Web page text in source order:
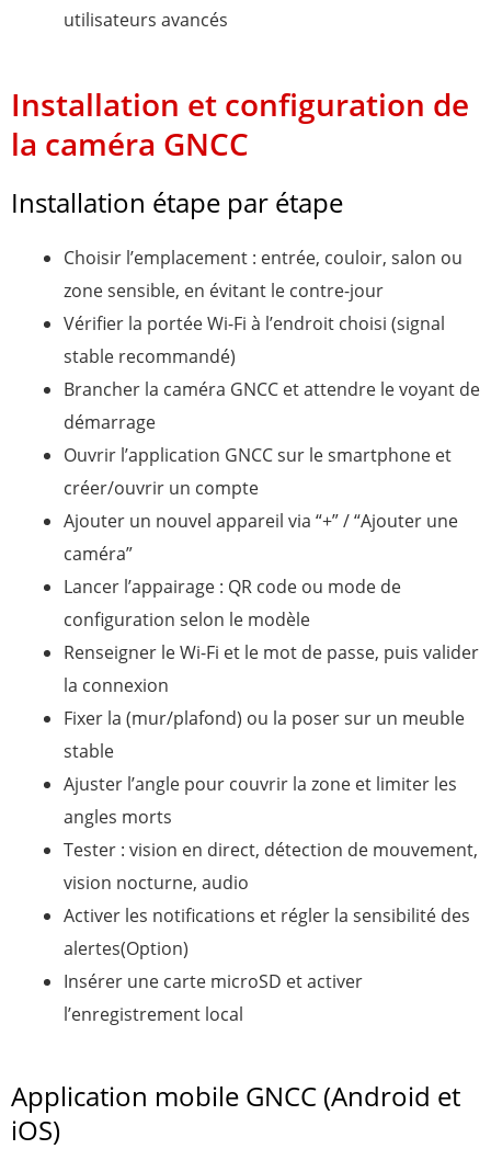
utilisateurs avancés
Installation et configuration de
la caméra GNCC
Installation étape par étape
Choisir l’emplacement : entrée, couloir, salon ou
zone sensible, en évitant le contre-jour
Vérifier la portée Wi-Fi à l’endroit choisi (signal
stable recommandé)
Brancher la caméra GNCC et attendre le voyant de
démarrage
Ouvrir l’application GNCC sur le smartphone et
créer/ouvrir un compte
Ajouter un nouvel appareil via “+” / “Ajouter une
caméra”
Lancer l’appairage : QR code ou mode de
configuration selon le modèle
Renseigner le Wi-Fi et le mot de passe, puis valider
la connexion
Fixer la (mur/plafond) ou la poser sur un meuble
stable
Ajuster l’angle pour couvrir la zone et limiter les
angles morts
Tester : vision en direct, détection de mouvement,
vision nocturne, audio
Activer les notifications et régler la sensibilité des
alertes(Option)
Insérer une carte microSD et activer
l’enregistrement local
Application mobile GNCC (Android et
iOS)